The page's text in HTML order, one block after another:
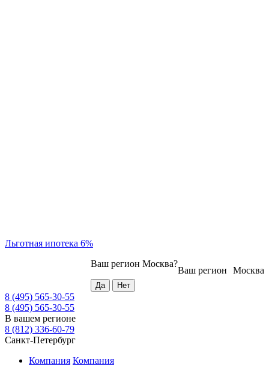
Льготная ипотека 6%
Москва
Ваш регион
Ваш регион Москва?
8 (495) 565-30-55
8 (495) 565-30-55
В вашем регионе
8 (812) 336-60-79
Санкт-Петербург
Компания Компания